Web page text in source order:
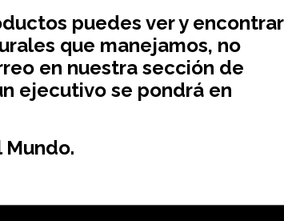
puedes ver y encontrar
que manejamos, no
en nuestra sección de
ejecutivo se pondrá en
Mundo.